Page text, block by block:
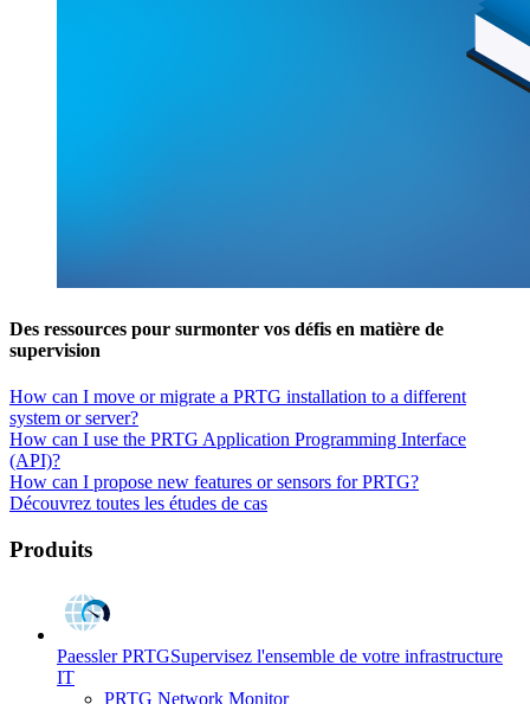
Des ressources pour surmonter vos défis en matière de
supervision
How can I move or migrate a PRTG installation to a different
system or server?
How can I use the PRTG Application Programming Interface
(API)?
How can I propose new features or sensors for PRTG?
Découvrez toutes les études de cas
Produits
Paessler PRTGSupervisez l'ensemble de votre infrastructure
IT
PRTG Network Monitor